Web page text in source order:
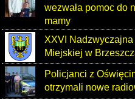
wezwała pomoc do
mamy
XXVI
Miejskiej w
Policjanci z
otrzymali nowe